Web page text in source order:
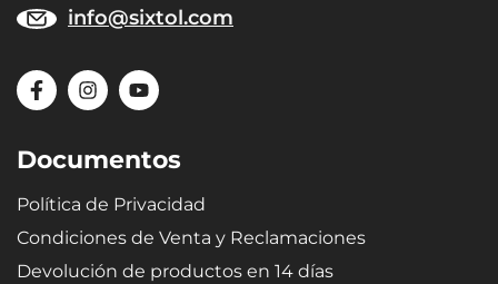
info@sixtol.com
Documentos
Política de Privacidad
Condiciones de Venta y Reclamaciones
Devolución de productos en 14 días